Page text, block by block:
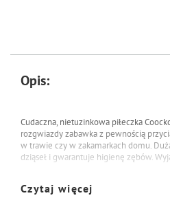
Opis:
Cudaczna, nietuzinkowa piłeczka
rozgwiazdy zabawka z pewnością
w trawie czy w zakamarkach domu.
dziąseł i gwarantuje higienę zębów.
Czytaj więcej